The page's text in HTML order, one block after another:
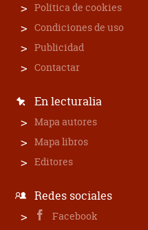
Política de cookies
Condiciones de uso
Publicidad
Contactar
En lecturalia
Mapa autores
Mapa libros
Editores
Redes sociales
Facebook